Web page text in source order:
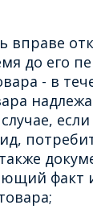
вправе
до его
- в
факт